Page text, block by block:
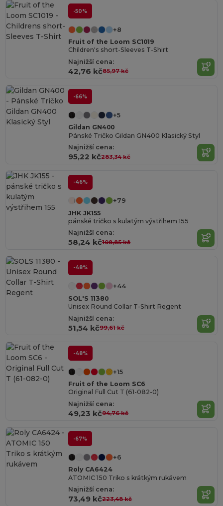
-50%
+8
Fruit of the Loom SC1019
Children's short-Sleeves T-Shirt
Najnižší cena:
42,76 kč85,97 kč
-66%
+5
Gildan GN400
Pánské Tričko Gildan GN400 Klasický Styl
Najnižší cena:
95,22 kč283,34 kč
-46%
+79
JHK JK155
pánské tričko s kulatým výstřihem 155
Najnižší cena:
58,24 kč108,85 kč
-48%
+44
SOL'S 11380
Unisex Round Collar T-Shirt Regent
Najnižší cena:
51,54 kč99,61 kč
-48%
+15
Fruit of the Loom SC6
Original Full Cut T (61-082-0)
Najnižší cena:
49,23 kč94,76 kč
-67%
+6
Roly CA6424
ATOMIC 150 Triko s krátkým rukávem
Najnižší cena:
73,49 kč223,48 kč